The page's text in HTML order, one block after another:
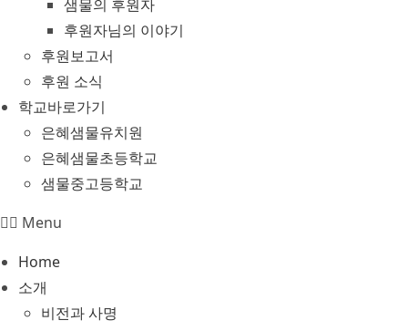
샘물의 후원자
후원자님의 이야기
후원보고서
후원 소식
학교바로가기
은혜샘물유치원
은혜샘물초등학교
샘물중고등학교
Menu
Home
소개
비전과 사명